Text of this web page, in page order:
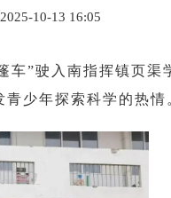
10-13 16:05
”驶入南指挥镇页渠
少年探索科学的热情